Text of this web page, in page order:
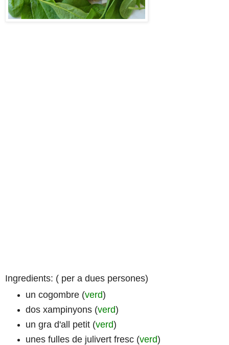
Ingredients: ( per a dues persones)
un cogombre (verd)
dos xampinyons (verd)
un gra d'all petit (verd)
unes fulles de julivert fresc (verd)